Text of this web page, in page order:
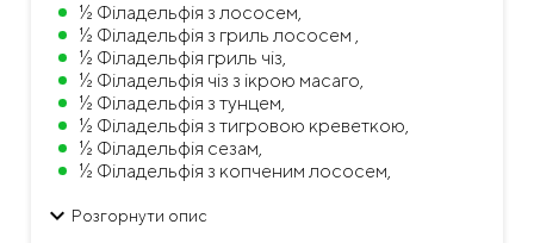
½ Філадельфія з лососем,
½ Філадельфія з гриль лососем ,
½ Філадельфія гриль чіз,
½ Філадельфія чіз з ікрою масаго,
½ Філадельфія з тунцем,
½ Філадельфія з тигровою креветкою,
½ Філадельфія сезам,
½ Філадельфія з копченим лососем,
½ Філадельфія з авокадо
keyboard_arrow_down Розгорнути опис